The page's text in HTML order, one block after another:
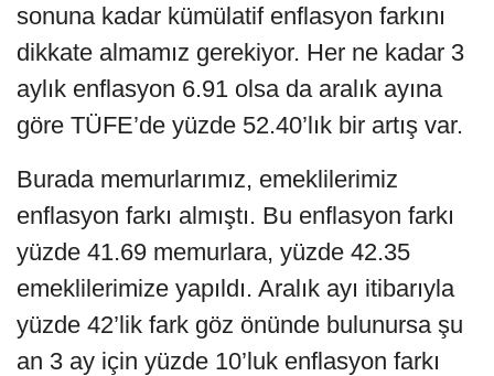
sonuna kadar kümülatif enflasyon farkını
dikkate almamız gerekiyor. Her ne kadar 3
aylık enflasyon 6.91 olsa da aralık ayına
göre TÜFE’de yüzde 52.40’lık bir artış var.
Burada memurlarımız, emeklilerimiz
enflasyon farkı almıştı. Bu enflasyon farkı
yüzde 41.69 memurlara, yüzde 42.35
emeklilerimize yapıldı. Aralık ayı itibarıyla
yüzde 42’lik fark göz önünde bulunursa şu
an 3 ay için yüzde 10’luk enflasyon farkı